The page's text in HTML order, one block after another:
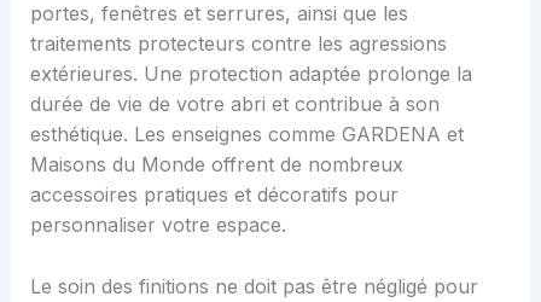
portes, fenêtres et serrures, ainsi que les
traitements protecteurs contre les agressions
extérieures. Une protection adaptée prolonge la
durée de vie de votre abri et contribue à son
esthétique. Les enseignes comme GARDENA et
Maisons du Monde offrent de nombreux
accessoires pratiques et décoratifs pour
personnaliser votre espace.
Le soin des finitions ne doit pas être négligé pour